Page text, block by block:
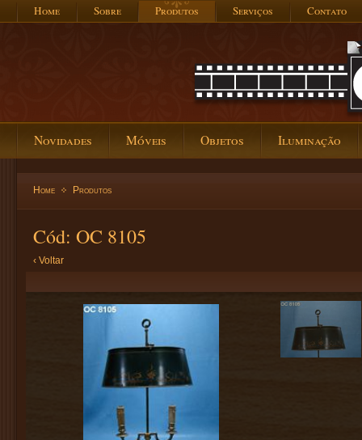
Home Sobre Produtos Serviços Contato
Novidades Móveis Objetos Iluminação
Home Produtos
Cód: OC 8105
‹ Voltar